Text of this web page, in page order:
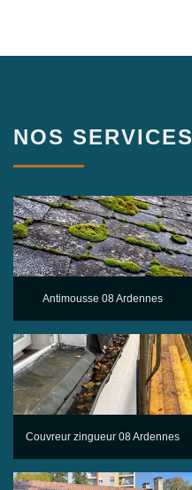
NOS SERVICES
Antimousse 08 Ardennes
Couvreur zingueur 08 Ardennes